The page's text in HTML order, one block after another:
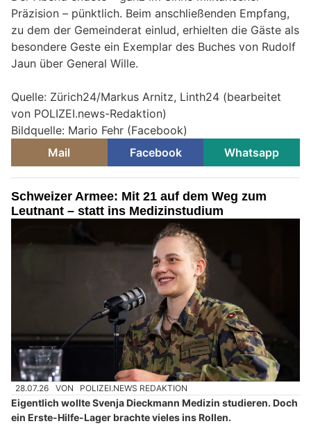
Präzision – pünktlich. Beim anschließenden Empfang,
zu dem der Gemeinderat einlud, erhielten die Gäste als
besondere Geste ein Exemplar des Buches von Rudolf
Jaun über General Wille.
Quelle: Zürich24/Markus Arnitz, Linth24 (bearbeitet
von POLIZEI.news-Redaktion)
Bildquelle: Mario Fehr (Facebook)
Mail
Facebook Whatsapp
Schweizer Armee: Mit 21 auf dem Weg zum
Leutnant – statt ins Medizinstudium
28.07.26 VON POLIZEI.NEWS REDAKTION
Eigentlich wollte Svenja Dieckmann Medizin studieren. Doch
ein Erste-Hilfe-Lager brachte vieles ins Rollen.